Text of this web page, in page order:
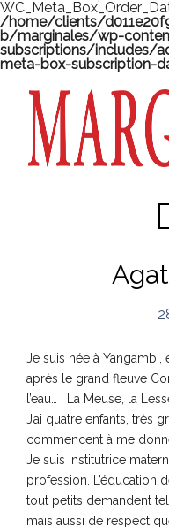
/home/clients/
b/marginales/wp-
subscriptions/includes/
meta-box-subscription-
Je suis née à Yangambi,
après le grand fleuve
l’eau… ! La Meuse, la
J’ai quatre enfants, très
commencent à me
Je suis institutrice
profession. L’éducation
tout petits demandent
mais aussi de respect